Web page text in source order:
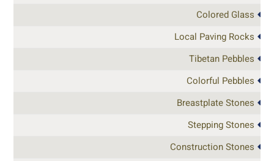
Colored Glass
Local Paving Rocks
Tibetan Pebbles
Colorful Pebbles
Breastplate Stones
Stepping Stones
Construction Stones